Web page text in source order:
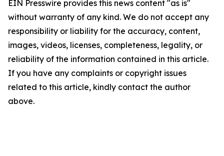
EIN Presswire provides this news content "as is"
without warranty of any kind. We do not accept any
responsibility or liability for the accuracy, content,
images, videos, licenses, completeness, legality, or
reliability of the information contained in this article.
If you have any complaints or copyright issues
related to this article, kindly contact the author
above.